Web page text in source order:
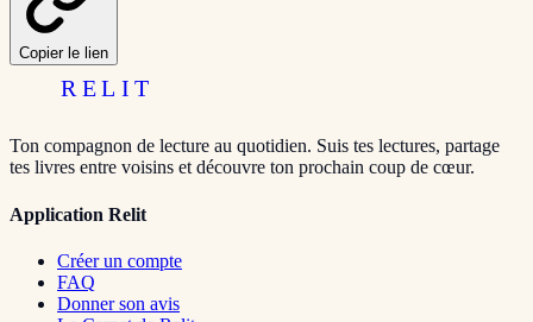
Copier le lien
RELIT
Ton compagnon de lecture au quotidien. Suis tes lectures, partage
tes livres entre voisins et découvre ton prochain coup de cœur.
Application Relit
Créer un compte
FAQ
Donner son avis